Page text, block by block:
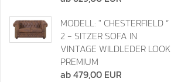
MODELL: " CHESTERFIELD “
2 - SITZER SOFA IN
VINTAGE WILDLEDER LOOK
PREMIUM
ab 479,00 EUR